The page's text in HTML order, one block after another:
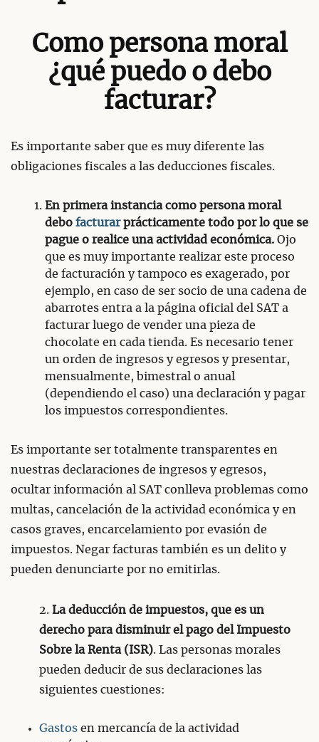
Como persona moral
¿qué puedo o debo
facturar?
Es importante saber que es muy diferente las
obligaciones fiscales a las deducciones fiscales.
En primera instancia como persona moral
debo facturarprácticamente todo por lo que se
pague o realice una actividad económica. Ojo
que es muy importante realizar este proceso
de facturación y tampoco es exagerado, por
ejemplo, en caso de ser socio de una cadena de
abarrotes entra a la página oficial del SAT a
facturar luego de vender una pieza de
chocolate en cada tienda. Es necesario tener
un orden de ingresos y egresos y presentar,
mensualmente, bimestral o anual
(dependiendo el caso) una declaración y pagar
los impuestos correspondientes.
Es importante ser totalmente transparentes en
nuestras declaraciones de ingresos y egresos,
ocultar información al SAT conlleva problemas como
multas, cancelación de la actividad económica y en
casos graves, encarcelamiento por evasión de
impuestos. Negar facturas también es un delito y
pueden denunciarte por no emitirlas.
2. La deducción de impuestos, que es un
derecho para disminuir el pago del Impuesto
Sobre la Renta (ISR). Las personas morales
pueden deducir de sus declaraciones las
siguientes cuestiones:
Gastos en mercancía de la actividad